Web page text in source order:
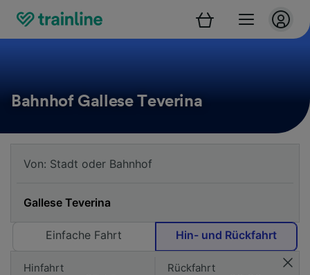
Bahnhof Gallese Teverina
Einfache Fahrt Hin- und Rückfahrt
Hinfahrt Rückfahrt